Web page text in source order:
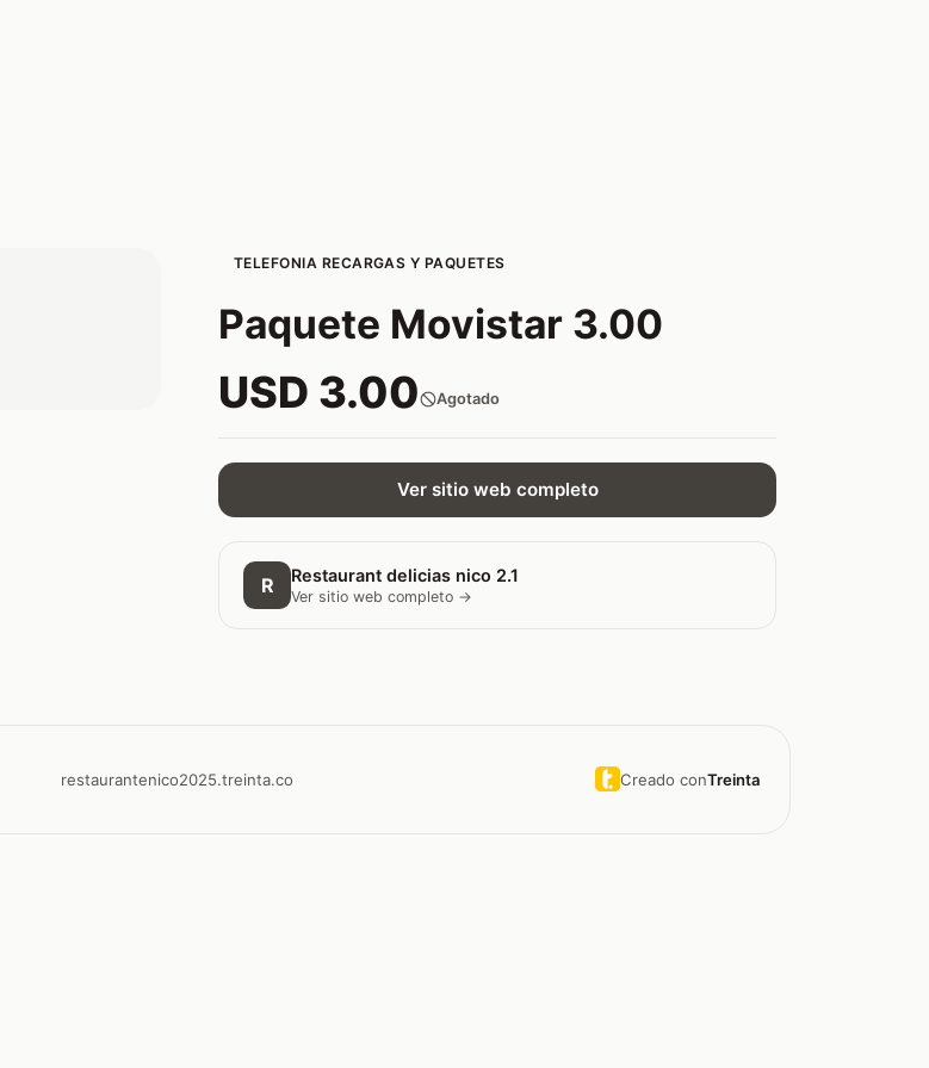
TELEFONIA RECARGAS Y PAQUETES
Paquete Movistar 3.00
USD 3.00 Agotado
Ver sitio web completo
R Restaurant delicias nico 2.1
Ver sitio web completo →
restaurantenico2025.treinta.co Creado conTreinta